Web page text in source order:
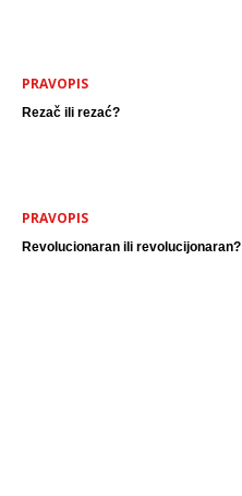
PRAVOPIS
Rezač ili rezać?
PRAVOPIS
Revolucionaran ili revolucijonaran?